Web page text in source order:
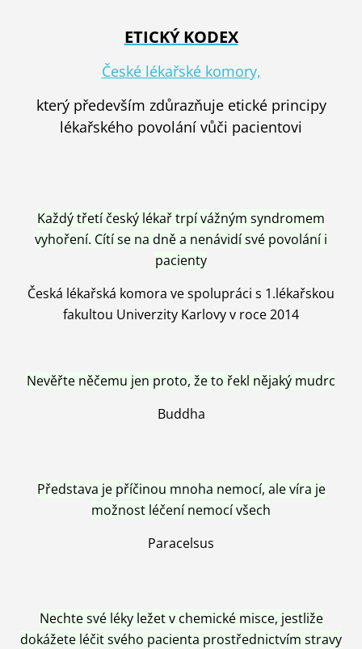
ETICKÝ KODEX
České lékařské komory,
který především zdůrazňuje etické principy
lékařského povolání vůči pacientovi
Každý třetí český lékař trpí vážným syndromem
vyhoření. Cítí se na dně a nenávidí své povolání i
pacienty
Česká lékařská komora ve spolupráci s 1.lékařskou
fakultou Univerzity Karlovy v roce 2014
Nevěřte něčemu jen proto, že to řekl nějaký mudrc
Buddha
Představa je příčinou mnoha nemocí, ale víra je
možnost léčení nemocí všech
Paracelsus
Nechte své léky ležet v chemické misce, jestliže
dokážete léčit svého pacienta prostřednictvím stravy